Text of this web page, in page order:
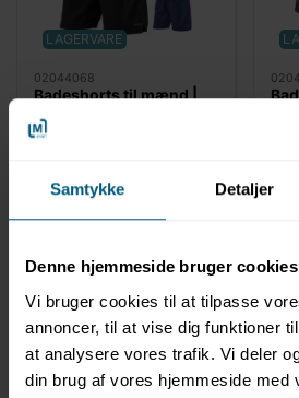
Samtykke Detaljer
Denne hjemmeside bruger cookies
Vi bruger cookies til at tilpasse
annoncer, til at vise dig funktioner
at analysere vores trafik. Vi deler
din brug af vores hjemmeside med
LAGERVARE
02044068
Badeshorts til mænd |
Ensfarvet | BECO
Information